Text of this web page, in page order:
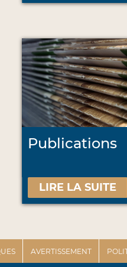
Publications
LIRE LA SUITE
AVERTISSEMENT